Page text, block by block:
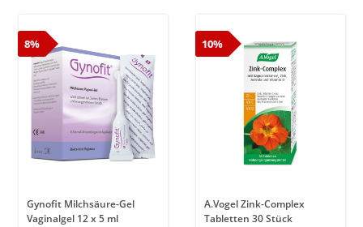
8%
Gynofit Milchsäure-Gel
Vaginalgel 12 x 5 ml
10%
A.Vogel Zink-Complex
Tabletten 30 Stück